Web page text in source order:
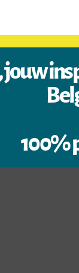
100%